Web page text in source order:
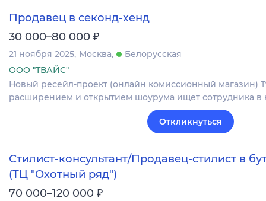
Продавец в секонд-хенд
30 000–80 000 ₽
21 ноября 2025 Москва
Белорусская
ООО "ТВАЙС"
Новый ресейл-проект (онлайн комиссионный магазин)
расширением и открытием шоурума ищет сотрудника в
Откликнуться
Стилист-консультант/Продавец-стилист в
(ТЦ "Охотный ряд")
70 000–120 000 ₽